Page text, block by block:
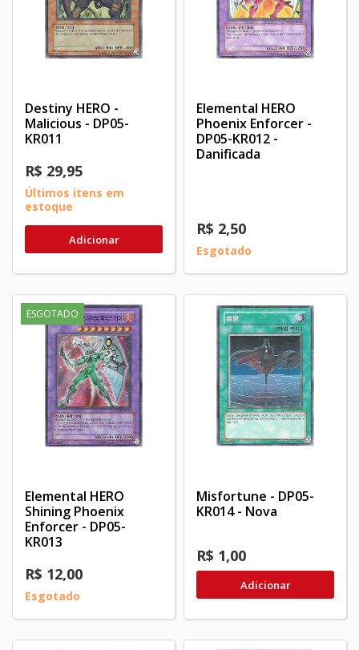
Destiny HERO -
Malicious - DP05-
KR011
R$ 29,95
Últimos itens em
estoque
Adicionar
Elemental HERO
Phoenix Enforcer -
DP05-KR012 -
Danificada
R$ 2,50
Esgotado
ESGOTADO
Elemental HERO
Shining Phoenix
Enforcer - DP05-
KR013
R$ 12,00
Esgotado
Misfortune - DP05-
KR014 - Nova
R$ 1,00
Adicionar